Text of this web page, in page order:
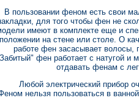
В пользовании феном есть свои
для того чтобы фен не
имеют в комплекте еще и
положении на стене или столе. О
работе фен засасывает волосы,
фен работает с натугой и
отдавать фенам с
Любой электрический прибор
нельзя пользоваться в